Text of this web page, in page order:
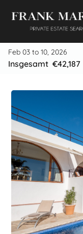
Feb 03 to 10, 2026
Insgesamt €42,187